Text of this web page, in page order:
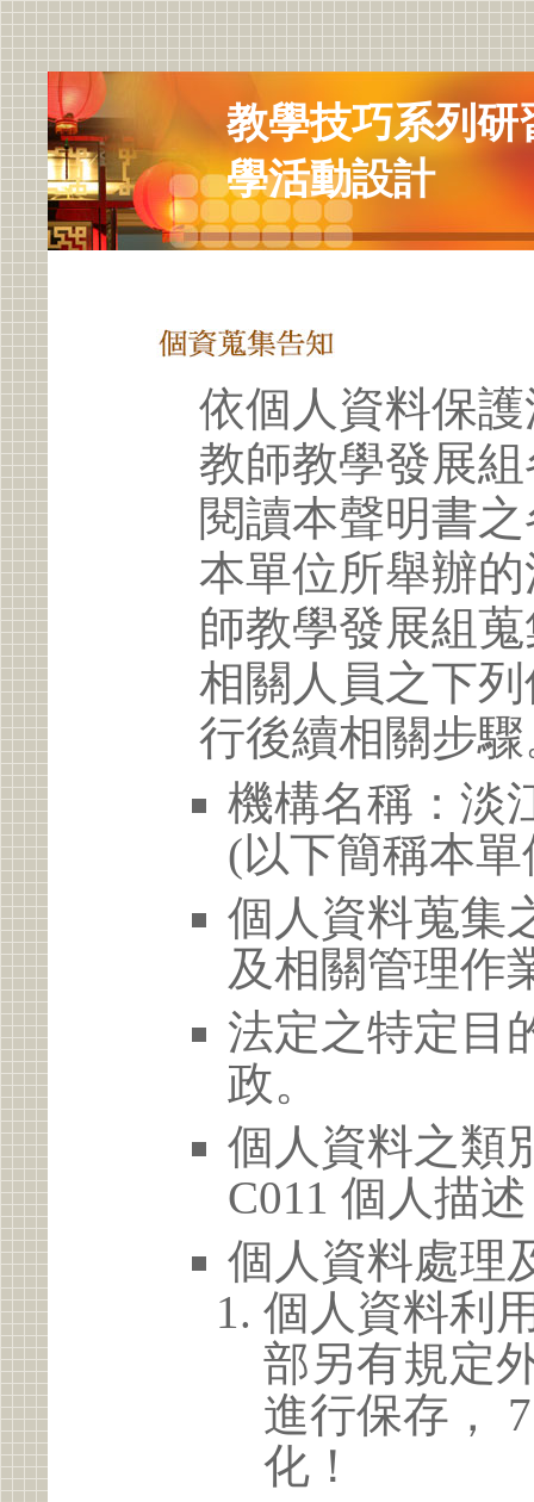
教學技巧系列研
學活動設計
依個人資料保
教師教學發展
閱讀本聲明書
本單位所舉辦
師教學發展組
相關人員之下
行後續相關步
機構名稱：淡
(以下簡稱本單
個人資料蒐集
及相關管理作
法定之特定目
政。
個人資料之類
C011 個人描述
個人資料處理
個人資料利
部另有規定
進行保存，
化！